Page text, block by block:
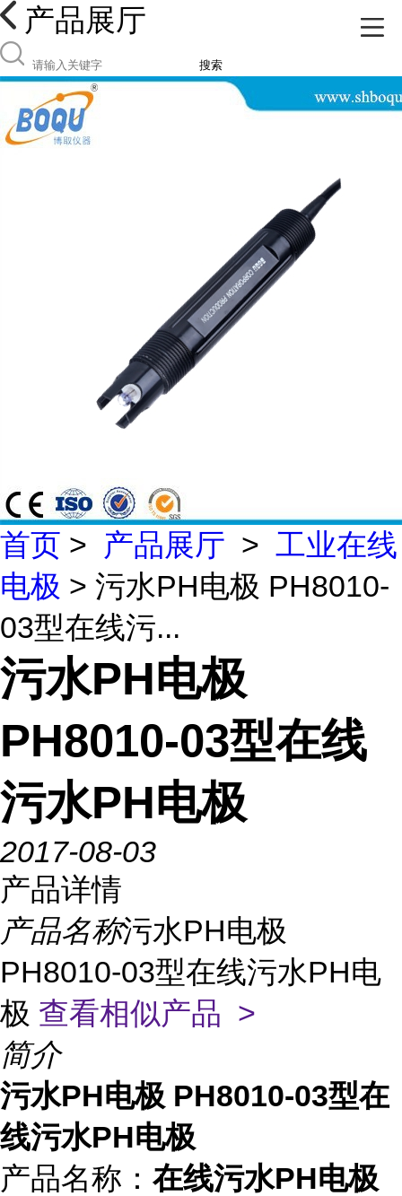
产品展厅
搜索
首页 > 产品展厅 > 工业在线
电极 > 污水PH电极 PH8010-
03型在线污...
污水PH电极
PH8010-03型在线
污水PH电极
2017-08-03
产品详情
产品名称污水PH电极
PH8010-03型在线污水PH电
极 查看相似产品 >
简介
污水PH电极 PH8010-03型在
线污水PH电极
产品名称： 在线污水PH电极